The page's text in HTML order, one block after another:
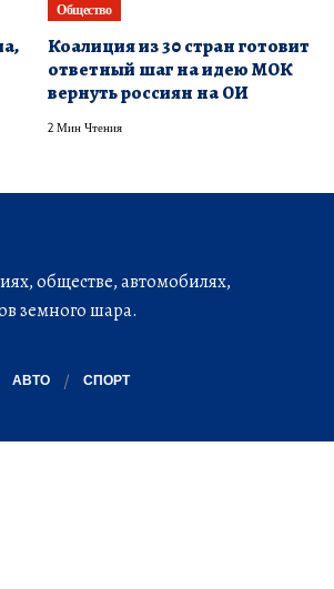
Общество
Коалиция из 30 стран готовит
ответный шаг на идею МОК
вернуть россиян на ОИ
2 Мин Чтения
обществе, автомобилях,
земного шара.
АВТО СПОРТ